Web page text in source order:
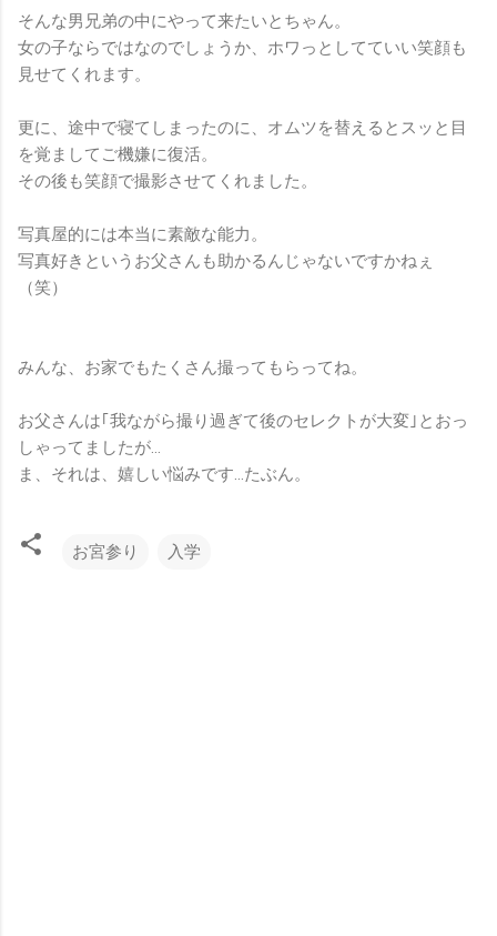
そんな男兄弟の中にやって来たいとちゃん。
女の子ならではなのでしょうか、ホワっとしてていい笑顔も
見せてくれます。
更に、途中で寝てしまったのに、オムツを替えるとスッと目
を覚ましてご機嫌に復活。
その後も笑顔で撮影させてくれました。
写真屋的には本当に素敵な能力。
写真好きというお父さんも助かるんじゃないですかねぇ
（笑）
みんな、お家でもたくさん撮ってもらってね。
お父さんは｢我ながら撮り過ぎて後のセレクトが大変｣とおっ
しゃってましたが…
ま、それは、嬉しい悩みです…たぶん。
お宮参り 入学